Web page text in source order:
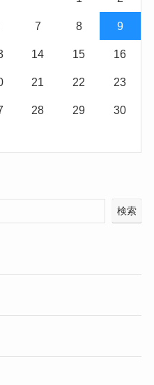
7 8 9
14 15 16
21 22 23
28 29 30
検索